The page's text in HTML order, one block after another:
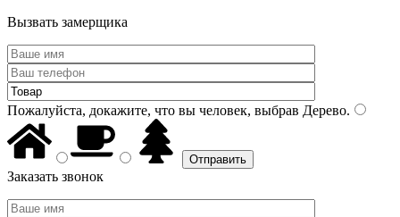
Вызвать замерщика
Пожалуйста, докажите, что вы человек, выбрав Дерево.
Заказать звонок